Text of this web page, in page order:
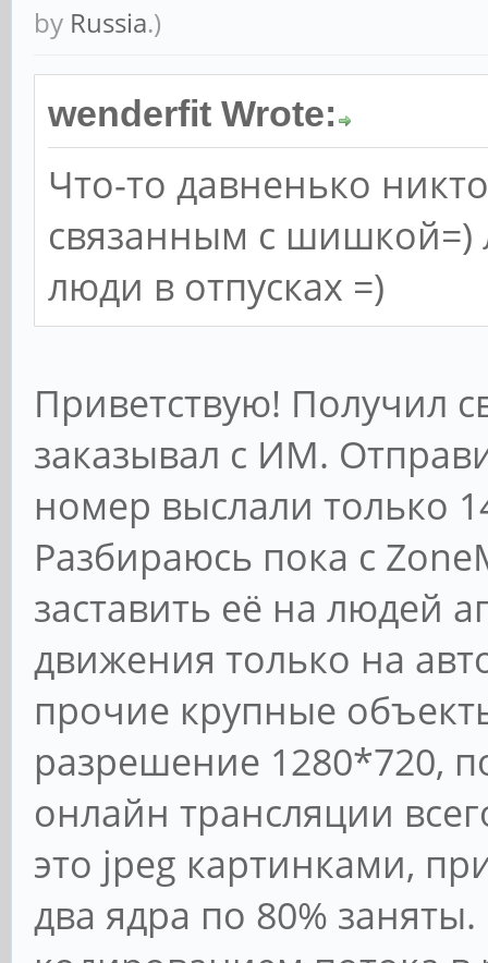
by Russia.)
wenderfit Wrote:
Что-то давненько
связанным с шишкой=)
люди в отпусках =)
Приветствую! Получил
заказывал с ИМ.
номер выслали только
Разбираюсь пока с
заставить её на людей
движения только на
прочие крупные
разрешение 1280*720,
онлайн трансляции
это jpeg картинками,
два ядра по 80%